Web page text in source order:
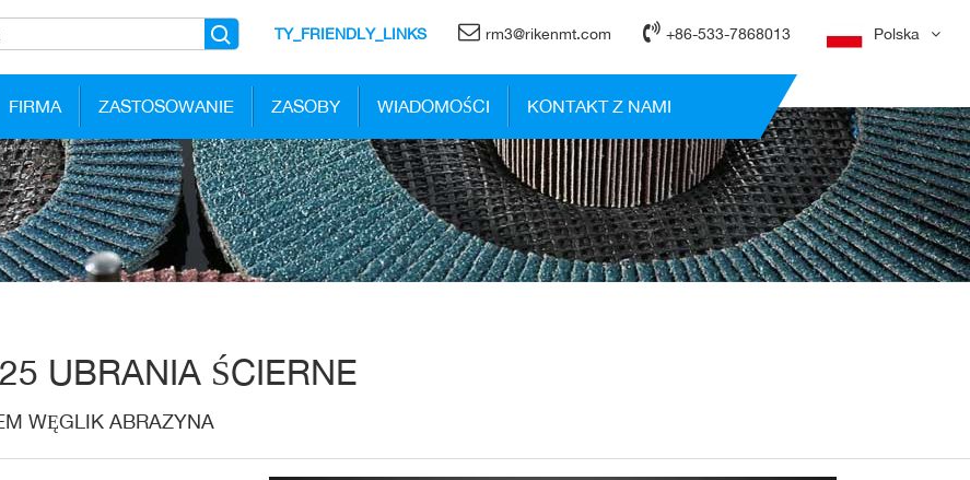
TY_FRIENDLY_LINKS rm3@rikenmt.com +86-533-7868013 Polska
FIRMA ZASTOSOWANIE ZASOBY WIADOMOŚCI KONTAKT Z NAMI
UBRANIA ŚCIERNE
WĘGLIK ABRAZYNA